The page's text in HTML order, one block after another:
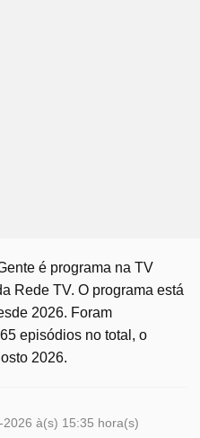
é programa na TV
Rede TV. O programa está
2026. Foram
episódios no total, o
2026.
2026 à(s) 15:35 hora(s)